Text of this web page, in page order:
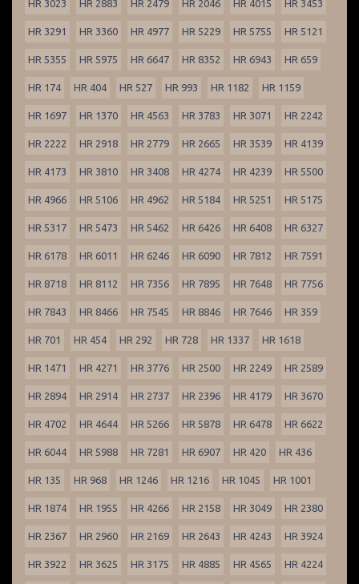
HR 3023 HR 2883 HR 2479 HR 2046 HR 4015 HR 3453
HR 3291 HR 3360 HR 4977 HR 5229 HR 5755 HR 5121
HR 5355 HR 5975 HR 6647 HR 8352 HR 6943 HR 659
HR 174 HR 404 HR 527 HR 993 HR 1182 HR 1159
HR 1697 HR 1370 HR 4563 HR 3783 HR 3071 HR 2242
HR 2222 HR 2918 HR 2779 HR 2665 HR 3539 HR 4139
HR 4173 HR 3810 HR 3408 HR 4274 HR 4239 HR 5500
HR 4966 HR 5106 HR 4962 HR 5184 HR 5251 HR 5175
HR 5317 HR 5473 HR 5462 HR 6426 HR 6408 HR 6327
HR 6178 HR 6011 HR 6246 HR 6090 HR 7812 HR 7591
HR 8718 HR 8112 HR 7356 HR 7895 HR 7648 HR 7756
HR 7843 HR 8466 HR 7545 HR 8846 HR 7646 HR 359
HR 701 HR 454 HR 292 HR 728 HR 1337 HR 1618
HR 1471 HR 4271 HR 3776 HR 2500 HR 2249 HR 2589
HR 2894 HR 2914 HR 2737 HR 2396 HR 4179 HR 3670
HR 4702 HR 4644 HR 5266 HR 5878 HR 6478 HR 6622
HR 6044 HR 5988 HR 7281 HR 6907 HR 420 HR 436
HR 135 HR 968 HR 1246 HR 1216 HR 1045 HR 1001
HR 1874 HR 1955 HR 4266 HR 2158 HR 3049 HR 2380
HR 2367 HR 2960 HR 2169 HR 2643 HR 4243 HR 3924
HR 3922 HR 3625 HR 3175 HR 4885 HR 4565 HR 4224